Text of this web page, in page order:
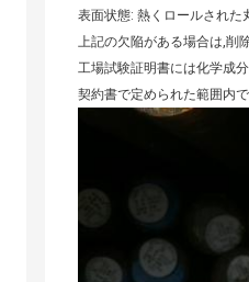
表面状態: 熱くロールされ
上記の欠陥がある場合は,削
工場試験証明書には化学成
契約書で定められた範囲内